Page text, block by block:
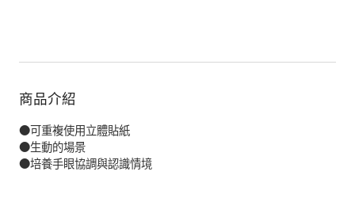
商品介紹
●可重複使用立體貼紙
●生動的場景
●培養手眼協調與認識情境